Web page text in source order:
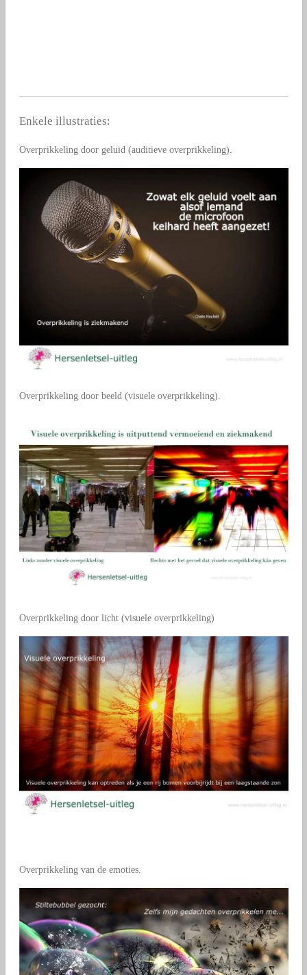
Enkele illustraties:
Overprikkeling door geluid (auditieve overprikkeling).
Overprikkeling door beeld (visuele overprikkeling).
Overprikkeling door licht (visuele overprikkeling)
Overprikkeling van de emoties.